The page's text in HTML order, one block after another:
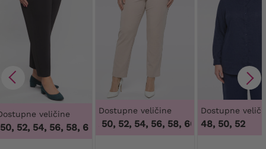
veličine
52, 54, 56, 58, 60, 62, 64,46, 48, 50, 52, 54, 56, 58, 60,
Dostupne veličine
46, 48, 50, 52, 54, 56, 58, 60, 62, 64,46, 48,
Dostupne
48, 50, 52